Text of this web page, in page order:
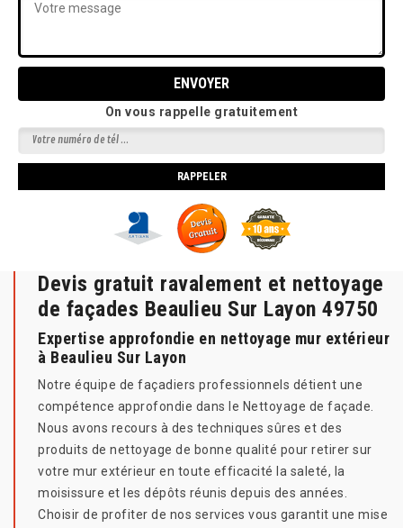
On vous rappelle gratuitement
Devis gratuit ravalement et nettoyage
de façades Beaulieu Sur Layon 49750
Expertise approfondie en nettoyage mur extérieur
à Beaulieu Sur Layon
Notre équipe de façadiers professionnels détient une
compétence approfondie dans le Nettoyage de façade.
Nous avons recours à des techniques sûres et des
produits de nettoyage de bonne qualité pour retirer sur
votre mur extérieur en toute efficacité la saleté, la
moisissure et les dépôts réunis depuis des années.
Choisir de profiter de nos services vous garantit une mise